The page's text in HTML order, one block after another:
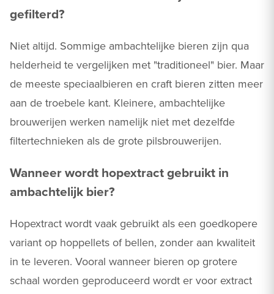
gefilterd?
Niet altijd. Sommige ambachtelijke bieren zijn qua
helderheid te vergelijken met "traditioneel" bier. Maar
de meeste speciaalbieren en craft bieren zitten meer
aan de troebele kant. Kleinere, ambachtelijke
brouwerijen werken namelijk niet met dezelfde
filtertechnieken als de grote pilsbrouwerijen.
Wanneer wordt hopextract gebruikt in
ambachtelijk bier?
Hopextract wordt vaak gebruikt als een goedkopere
variant op hoppellets of bellen, zonder aan kwaliteit
in te leveren. Vooral wanneer bieren op grotere
schaal worden geproduceerd wordt er voor extract